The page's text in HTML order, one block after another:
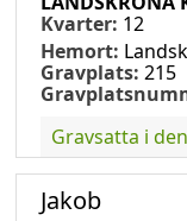
Kvarter: 12
Hemort:
Gravplats: 215
Gravsatta i
Jakob